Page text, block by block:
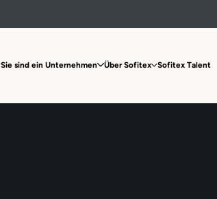
Sie sind ein Unternehmen Über Sofitex Sofitex Talent